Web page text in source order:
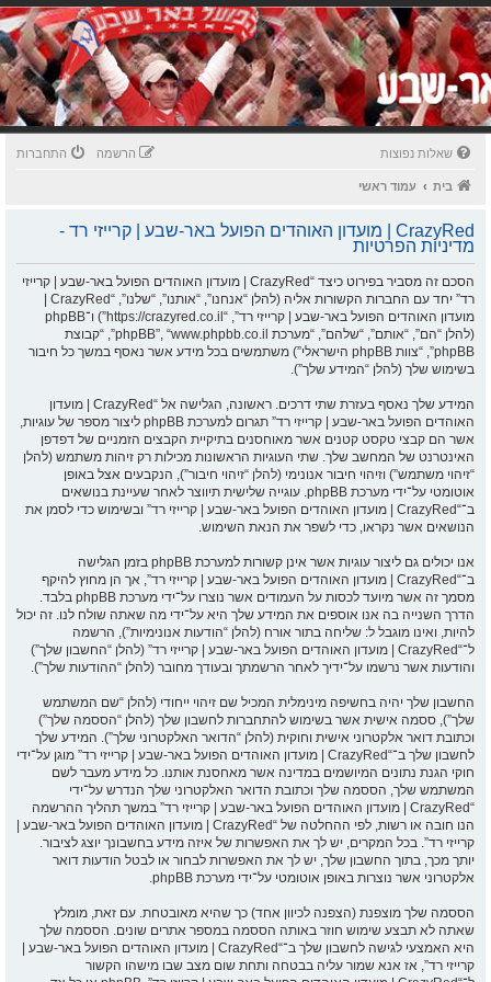
שאלות נפוצות התחברות הרשמה
בית עמוד ראשי
CrazyRed | מועדון האוהדים הפועל באר-שבע | קרייזי רד -
מדיניות הפרטיות
הסכם זה מסביר בפירוט כיצד “CrazyRed | מועדון האוהדים הפועל באר-שבע | קרייזי
מועדון האוהדים הפועל באר-שבע | קרייזי רד”, “https://crazyred.co.il”) ו־phpBB
(להלן “הם”, “אותם”, “שלהם”, “מערכת phpBB”, “www.phpbb.co.il”, “קבוצת
phpBB”, “צוות phpBB הישראלי”) משתמשים בכל מידע אשר נאסף במשך כל חיבור
בשימוש שלך (להלן “המידע שלך”).
המידע שלך נאסף בעזרת שתי דרכים. ראשונה, הגלישה אל “CrazyRed | מועדון
האוהדים הפועל באר-שבע | קרייזי רד” תגרום למערכת phpBB ליצור מספר של עוגיות,
אשר הם קבצי טקסט קטנים אשר מאוחסנים בתיקיית הקבצים הזמניים של דפדפן
האינטרנט של המחשב שלך. שתי העוגיות הראשונות מכילות רק זיהות משתמש (להלן
“זיהוי משתמש”) וזיהוי חיבור אנונימי (להלן “זיהוי חיבור”), הנקבעים אצל באופן
אוטומטי על־ידי מערכת phpBB. עוגייה שלישית תיווצר לאחר שעיינת בנושאים
ב־“CrazyRed | מועדון האוהדים הפועל באר-שבע | קרייזי רד” ובשימוש כדי לסמן את
הנושאים אשר נקראו, כדי לשפר את הנאת השימוש.
אנו יכולים גם ליצור עוגיות אשר אינן קשורות למערכת phpBB בזמן הגלישה
ב־“CrazyRed | מועדון האוהדים הפועל באר-שבע | קרייזי רד”, אך הן מחוץ להיקף
מסמך זה אשר מיועד לכסות על העמודים אשר נוצרו על־ידי מערכת phpBB בלבד.
הדרך השנייה בה אנו אוספים את המידע שלך היא על־ידי מה שאתה שולח לנו. זה יכול
להיות, ואינו מוגבל ל: שליחה בתור אורח (להלן “הודעות אנונימיות”), הרשמה
ל־“CrazyRed | מועדון האוהדים הפועל באר-שבע | קרייזי רד” (להלן “החשבון שלך”)
והודעות אשר נרשמו על־ידיך לאחר הרשמתך ובעודך מחובר (להלן “ההודעות שלך”).
החשבון שלך יהיה בחשיפה מינימלית המכיל שם זיהוי ייחודי (להלן “שם המשתמש
שלך”), ססמה אישית אשר בשימוש להתחברות לחשבון שלך (להלן “הססמה שלך”)
וכתובת דואר אלקטרוני אישית וחוקית (להלן “הדואר האלקטרוני שלך”). המידע שלך
לחשבון שלך ב־“CrazyRed | מועדון האוהדים הפועל באר-שבע | קרייזי רד” מוגן על־ידי
חוקי הגנת נתונים המיושמים במדינה אשר מאחסנת אותנו. כל מידע מעבר לשם
המשתמש שלך, הססמה שלך וכתובת הדואר האלקטרוני שלך הנדרש על־ידי
“CrazyRed | מועדון האוהדים הפועל באר-שבע | קרייזי רד” במשך תהליך ההרשמה
הנו חובה או רשות, לפי ההחלטה של “CrazyRed | מועדון האוהדים הפועל באר-שבע |
קרייזי רד”. בכל המקרים, יש לך את האפשרות של איזה מידע בחשבונך יוצג לציבור.
יותך מכך, בתוך החשבון שלך, יש לך את האפשרות לבחור או לבטל הודעות דואר
אלקטרוני אשר נוצרות באופן אוטומטי על־ידי מערכת phpBB.
הססמה שלך מוצפנת (הצפנה לכיוון אחד) כך שהיא מאובטחת. עם זאת, מומלץ
שאתה לא תבצע שימוש חוזר באותה הססמה במספר אתרים שונים. הססמה שלך
היא האמצעי לגישה לחשבון שלך ב־“CrazyRed | מועדון האוהדים הפועל באר-שבע |
קרייזי רד”, אז אנא שמור עליה בבטחה ותחת שום מצב שבו מישהו הקשור